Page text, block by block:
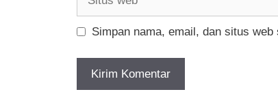
Simpan nama, email, dan situs